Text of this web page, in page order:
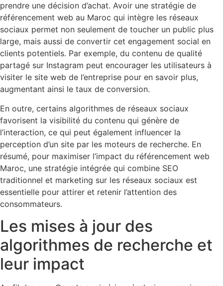
prendre une décision d’achat. Avoir une stratégie de
référencement web au Maroc qui intègre les réseaux
sociaux permet non seulement de toucher un public plus
large, mais aussi de convertir cet engagement social en
clients potentiels. Par exemple, du contenu de qualité
partagé sur Instagram peut encourager les utilisateurs à
visiter le site web de l’entreprise pour en savoir plus,
augmentant ainsi le taux de conversion.
En outre, certains algorithmes de réseaux sociaux
favorisent la visibilité du contenu qui génère de
l’interaction, ce qui peut également influencer la
perception d’un site par les moteurs de recherche. En
résumé, pour maximiser l’impact du référencement web
Maroc, une stratégie intégrée qui combine SEO
traditionnel et marketing sur les réseaux sociaux est
essentielle pour attirer et retenir l’attention des
consommateurs.
Les mises à jour des
algorithmes de recherche et
leur impact